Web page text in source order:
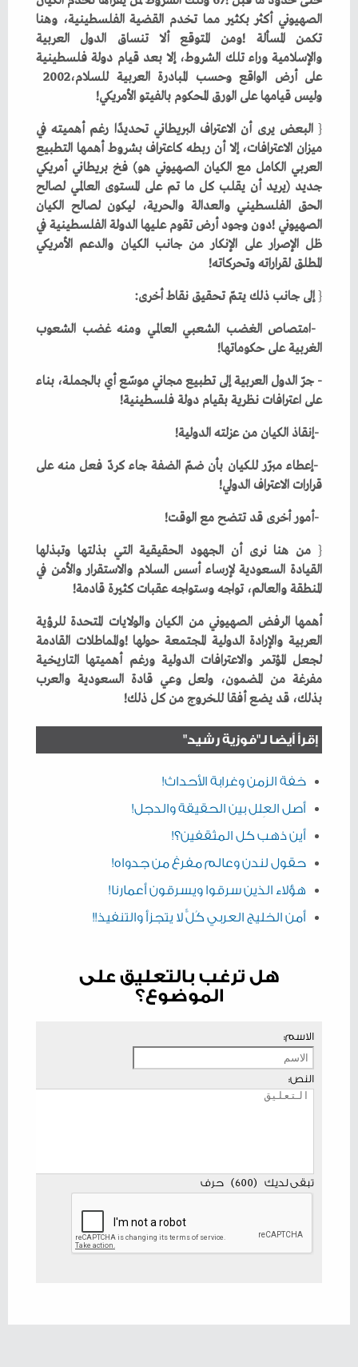
‬على‭ ‬أرض‭ ‬الواقع‭ ‬وحسب‭ ‬المبادرة‭ ‬العربية‭ ‬للسلام‭ ‬2002،‭
‬وليس‭ ‬قيامها‭ ‬على‭ ‬الورق‭ ‬المحكوم‭ ‬بالفيتو‭ ‬الأمريكي‭!‬
{
‬المطلق‭ ‬لقراراته‭ ‬وتحركاته‭!‬
{‭ ‬إلى‭ ‬جانب‭ ‬ذلك‭ ‬يتمّ‭ ‬تحقيق‭ ‬نقاط‭ ‬أخرى‭:‬
‬الغربية‭ ‬على‭ ‬حكوماتها‭!‬
‬على‭ ‬اعترافات‭ ‬نظرية‭ ‬بقيام‭ ‬دولة‭ ‬فلسطينية‭!‬
‭- ‬إنقاذ‭ ‬الكيان‭ ‬من‭ ‬عزلته‭ ‬الدولية‭!‬
‬قرارات‭ ‬الاعتراف‭ ‬الدولي‭!‬
‭- ‬أمور‭ ‬أخرى‭ ‬قد‭ ‬تتضح‭ ‬مع‭ ‬الوقت‭!‬
{
‬المنطقة‭ ‬والعالم،‭ ‬تواجه‭ ‬وستواجه‭ ‬عقبات‭ ‬كثيرة‭ ‬قادمة‭! ‬
‬بذلك،‭ ‬قد‭ ‬يضع‭ ‬أفقا‭ ‬للخروج‭ ‬من‭ ‬كل‭ ‬ذلك‭!‬
إقرأ أيضا لـ"فوزية رشيد"
خفة الزمن وغرابة الأحداث!
أصل العِلل بين الحقيقة والدجل!
أين ذهب كل المثقفين؟!
حقول لندن وعالم مفرغ من جدواه!
هؤلاء الذين سرقوا ويسرقون أعمارنا!
أمن الخليج العربي كُلٌّ لا يتجزأ والتنفيذ!!
هل ترغب بالتعليق على
الموضوع؟
الاسم:
النص:
تبقى لديك (
600
) حرف